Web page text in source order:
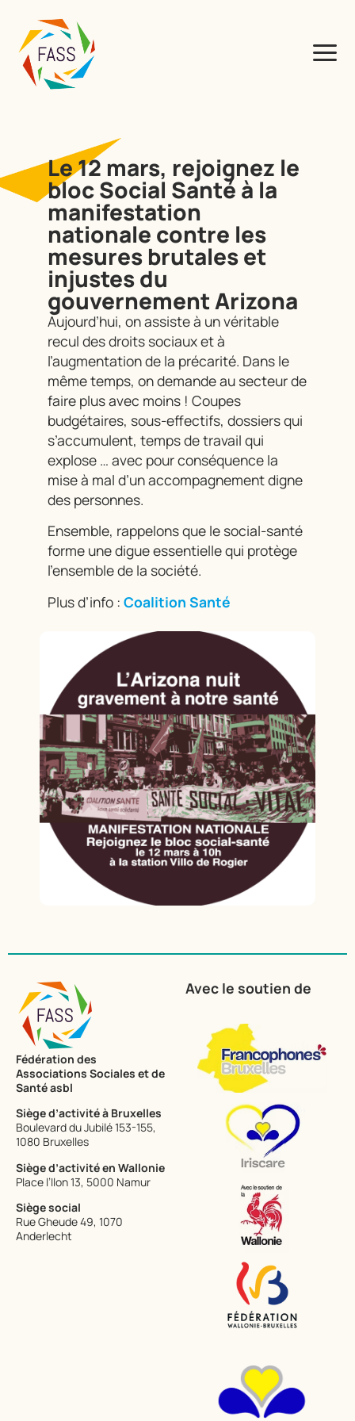
Le 12 mars, rejoignez le
bloc Social Santé à la
manifestation
nationale contre les
mesures brutales et
injustes du
gouvernement Arizona
Aujourd’hui, on assiste à un véritable
recul des droits sociaux et à
l’augmentation de la précarité. Dans le
même temps, on demande au secteur de
faire plus avec moins ! Coupes
budgétaires, sous-effectifs, dossiers qui
s’accumulent, temps de travail qui
explose … avec pour conséquence la
mise à mal d’un accompagnement digne
des personnes.
Ensemble, rappelons que le social-santé
forme une digue essentielle qui protège
l’ensemble de la société.
Plus d’info : Coalition Santé
Fédération des
Associations Sociales et de
Santé​ asbl
Siège d’activité à Bruxelles
Boulevard du Jubilé 153-155,
1080 Bruxelles
Siège d’activité en Wallonie
Place l’Ilon 13, 5000 Namur
Siège social
Rue Gheude 49, 1070
Anderlecht
Avec le soutien de